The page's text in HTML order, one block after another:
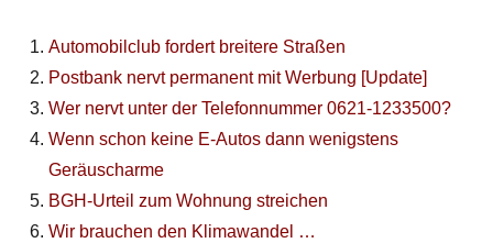
Automobilclub fordert breitere Straßen
Postbank nervt permanent mit Werbung [Update]
Wer nervt unter der Telefonnummer 0621-1233500?
Wenn schon keine E-Autos dann wenigstens
Geräuscharme
BGH-Urteil zum Wohnung streichen
Wir brauchen den Klimawandel …